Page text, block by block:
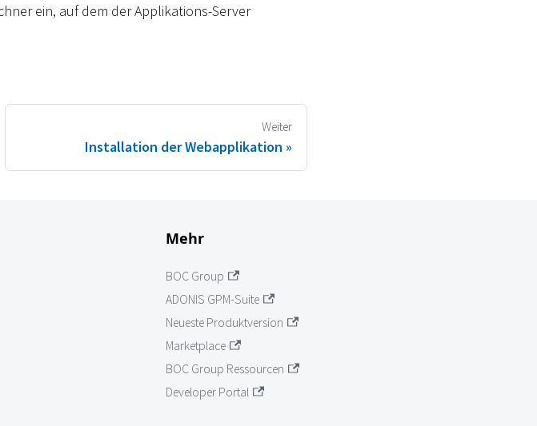
ein, auf dem der Applikations-Server
Weiter
Installation der Webapplikation
Mehr
BOC Group
ADONIS GPM-Suite
Neueste Produktversion
Marketplace
BOC Group Ressourcen
Developer Portal